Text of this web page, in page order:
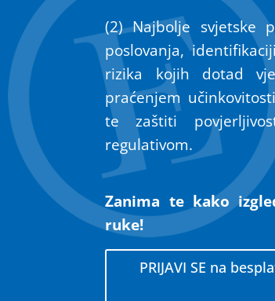
(2) Najbolje svjetske
poslovanja,
rizika kojih dotad
praćenjem
te zaštiti
regulativom.
Zanima te kako
ruke!
PRIJAVI SE na